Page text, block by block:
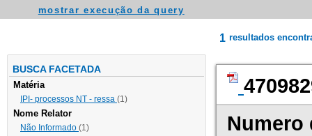
mostrar execução da query
BUSCA FACETADA
Matéria
IPI- processos NT - ressa (1)
Nome Relator
Não Informado (1)
1 resultados
Numero